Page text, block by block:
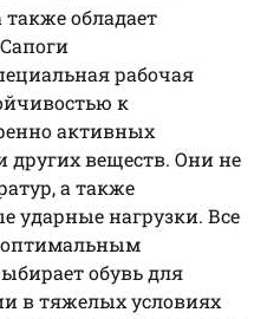
обладает
рабочая
к
активных
других веществ. Они не
а также
нагрузки. Все
оптимальным
обувь для
в тяжелых условиях